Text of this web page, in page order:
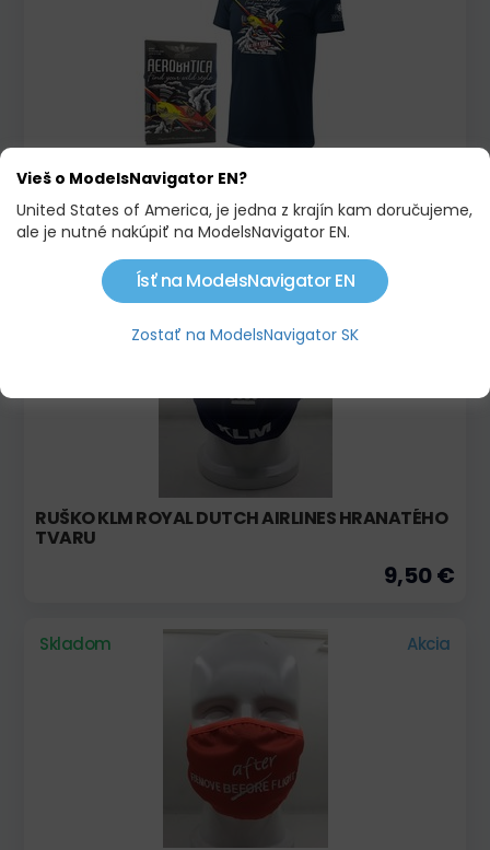
TRIČKO AEROBATICA EXTRA 300 X-LARGE
25,00 € 20,90 €
Skladom
RUŠKO KLM ROYAL DUTCH AIRLINES HRANATÉHO
TVARU
9,50 €
Skladom Akcia
Vieš o ModelsNavigator EN?
United States of America, je jedna z krajín kam doručujeme,
ale je nutné nakúpiť na ModelsNavigator EN.
Ísť na ModelsNavigator EN
Zostať na ModelsNavigator SK